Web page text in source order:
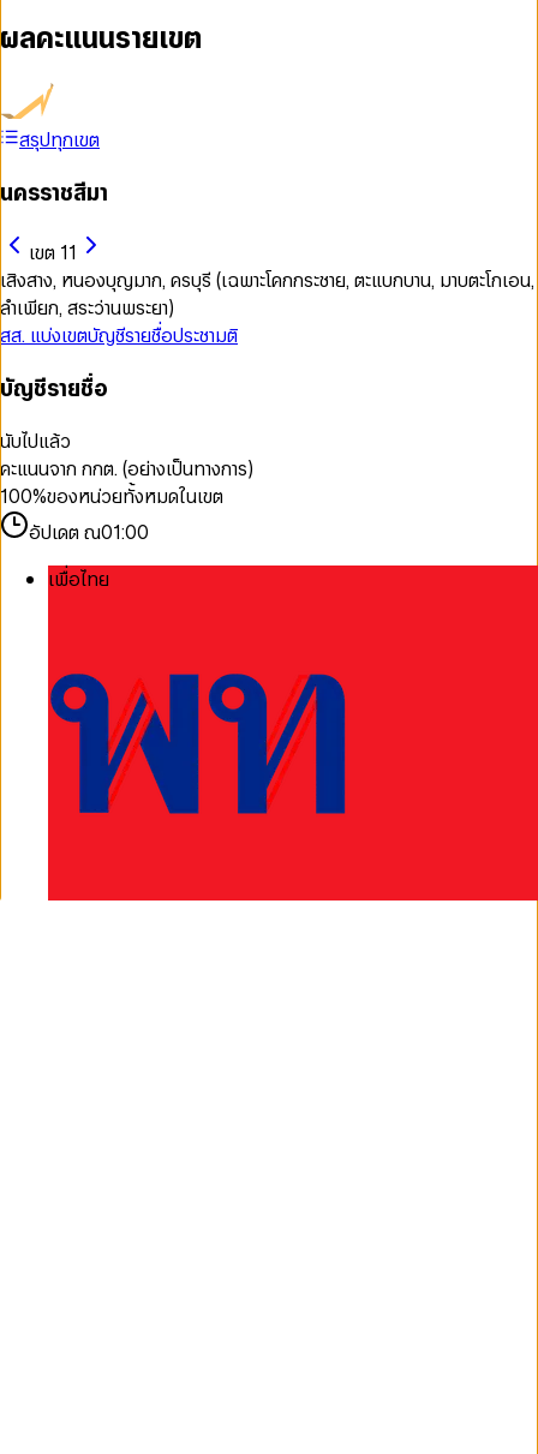
ผลคะแนนรายเขต
สรุปทุกเขต
นครราชสีมา
เขต 11
เสิงสาง, หนองบุญมาก, ครบุรี (เฉพาะโคกกระชาย, ตะแบกบาน, มาบตะโกเอน,
ลำเพียก, สระว่านพระยา)
สส. แบ่งเขตบัญชีรายชื่อประชามติ
บัญชีรายชื่อ
นับไปแล้ว
คะแนนจาก กกต. (อย่างเป็นทางการ)
100%ของหน่วยทั้งหมดในเขต
อัปเดต ณ01:00
เพื่อไทย